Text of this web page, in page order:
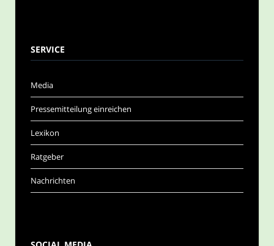
SERVICE
Media
Pressemitteilung einreichen
Lexikon
Ratgeber
Nachrichten